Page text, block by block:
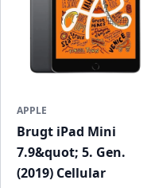
APPLE
Brugt iPad Mini
7.9&quot; 5. Gen.
(2019) Cellular